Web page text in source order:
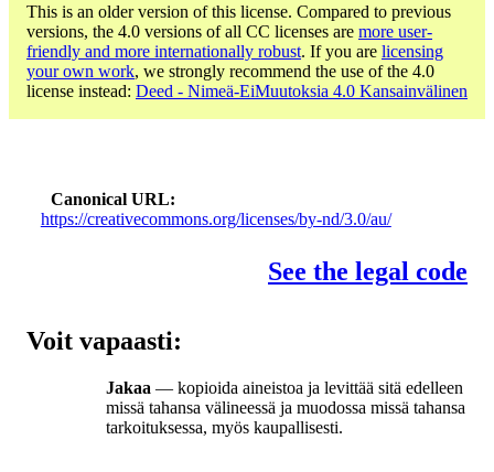
This is an older version of this license. Compared to previous
versions, the 4.0 versions of all CC licenses are more user-
friendly and more internationally robust. If you are licensing
your own work, we strongly recommend the use of the 4.0
license instead: Deed - Nimeä-EiMuutoksia 4.0 Kansainvälinen
Canonical URL
https://creativecommons.org/licenses/by-nd/3.0/au/
See the legal code
Voit vapaasti:
Jakaa — kopioida aineistoa ja levittää sitä edelleen
missä tahansa välineessä ja muodossa missä tahansa
tarkoituksessa, myös kaupallisesti.